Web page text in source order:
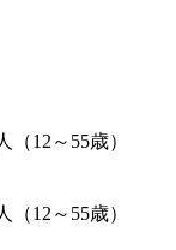
（12～55歳）
（12～55歳）